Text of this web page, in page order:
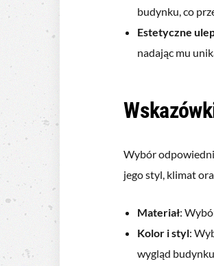
budynku, co
Estetyczne
nadając mu
Wybór
jego styl, klimat
Materiał:
Kolor i styl:
wygląd